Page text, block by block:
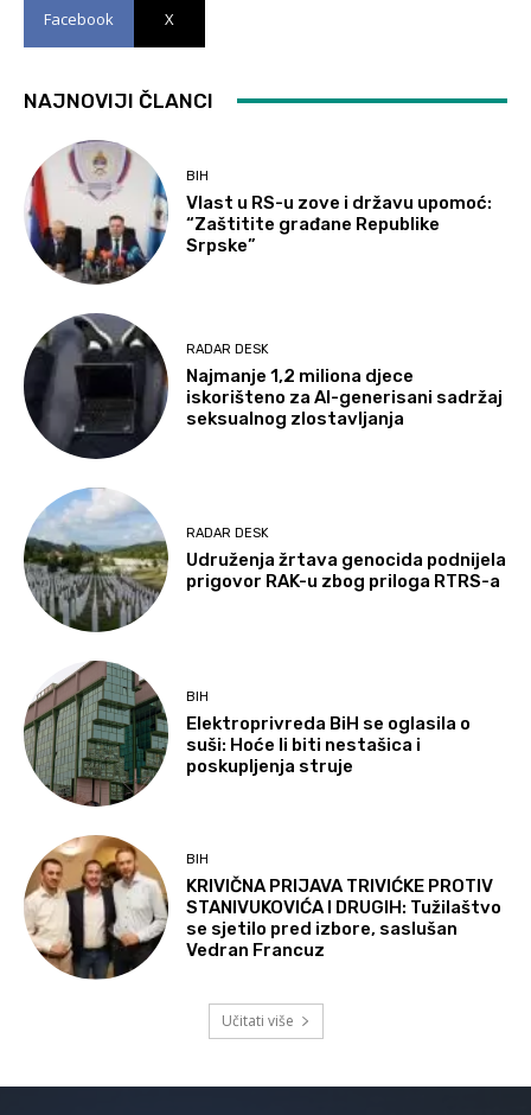
Facebook X
NAJNOVIJI ČLANCI
BIH
Vlast u RS-u zove i državu upomoć:
“Zaštitite građane Republike
Srpske”
RADAR DESK
Najmanje 1,2 miliona djece
iskorišteno za AI-generisani sadržaj
seksualnog zlostavljanja
RADAR DESK
Udruženja žrtava genocida podnijela
prigovor RAK-u zbog priloga RTRS-a
BIH
Elektroprivreda BiH se oglasila o
suši: Hoće li biti nestašica i
poskupljenja struje
BIH
KRIVIČNA PRIJAVA TRIVIĆKE PROTIV
STANIVUKOVIĆA I DRUGIH: Tužilaštvo
se sjetilo pred izbore, saslušan
Vedran Francuz
Učitati više